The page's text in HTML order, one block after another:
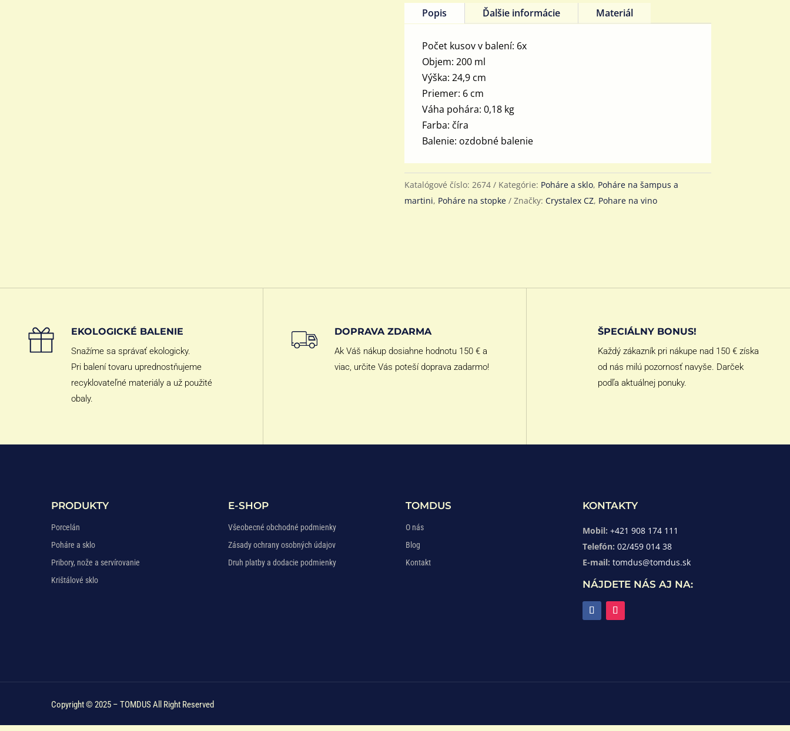
Sandra
200
Popis Ďalšie informácie Materiál
Počet kusov v balení: 6x
Objem: 200 ml
Výška: 24,9 cm
Priemer: 6 cm
Váha pohára: 0,18 kg
Farba: číra
Balenie: ozdobné balenie
Katalógové číslo: 2674 Kategórie: Poháre a sklo, Poháre na šampus a
martini, Poháre na stopke Značky:Crystalex CZ, Pohare na vino
EKOLOGICKÉ BALENIE
Snažíme sa správať ekologicky.
Pri balení tovaru uprednostňujeme
recyklovateľné materiály a už použité
obaly.
DOPRAVA ZDARMA
Ak Váš nákup dosiahne hodnotu 150 € a
viac, určite Vás poteší doprava zadarmo!
ŠPECIÁLNY BONUS!
Každý zákazník pri nákupe nad 150 € získa
od nás milú pozornosť navyše. Darček
podľa aktuálnej ponuky.
PRODUKTY
Porcelán
Poháre a sklo
Pribory, nože a servírovanie
Krištálové sklo
E-SHOP
Všeobecné obchodné podmienky
Zásady ochrany osobných údajov
Druh platby a dodacie podmienky
TOMDUS
O nás
Blog
Kontakt
KONTAKTY
Mobil: +421 908 174 111
Telefón: 02/459 014 38
E-mail: tomdus@tomdus.sk
NÁJDETE NÁS AJ NA:
Copyright © 2025 – TOMDUS All Right Reserved